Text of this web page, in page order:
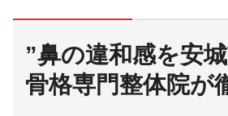
”鼻の違和感を安
骨格専門整体院が